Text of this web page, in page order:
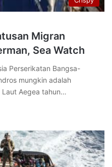
Migran
Sea Watch
Perserikatan Bangsa-
mungkin adalah
Aegea tahun…